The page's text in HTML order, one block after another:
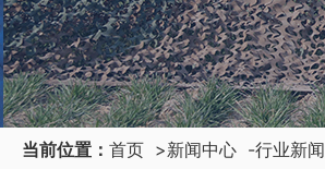
当前位置： 首页 >新闻中心 -行业新闻